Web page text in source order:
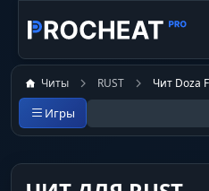
Читы RUST Чит Doza
Игры